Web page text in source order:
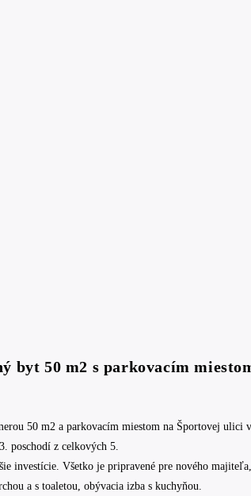
byt 50 m2 s parkovacím
50 m2 a parkovacím miestom na Športovej ulici
poschodí z celkových 5.
investície. Všetko je pripravené pre nového
a s toaletou, obývacia izba s kuchyňou.